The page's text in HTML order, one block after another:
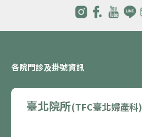
各院門診及掛號資訊
臺北院所(TFC臺北婦產科)